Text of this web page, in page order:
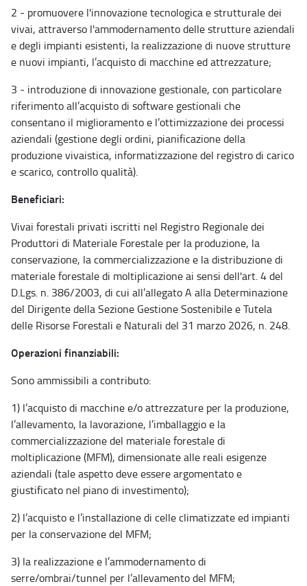
2 - promuovere l'innovazione tecnologica e strutturale dei
vivai, attraverso l'ammodernamento delle strutture aziendali
e degli impianti esistenti, la realizzazione di nuove strutture
e nuovi impianti, l’acquisto di macchine ed attrezzature;
3 - introduzione di innovazione gestionale, con particolare
riferimento all’acquisto di software gestionali che
consentano il miglioramento e l’ottimizzazione dei processi
aziendali (gestione degli ordini, pianificazione della
produzione vivaistica, informatizzazione del registro di carico
e scarico, controllo qualità).
Beneficiari:
Vivai forestali privati iscritti nel Registro Regionale dei
Produttori di Materiale Forestale per la produzione, la
conservazione, la commercializzazione e la distribuzione di
materiale forestale di moltiplicazione ai sensi dell'art. 4 del
D.Lgs. n. 386/2003, di cui all’allegato A alla Determinazione
del Dirigente della Sezione Gestione Sostenibile e Tutela
delle Risorse Forestali e Naturali del 31 marzo 2026, n. 248.
Operazioni finanziabili:
Sono ammissibili a contributo:
1) l’acquisto di macchine e/o attrezzature per la produzione,
l’allevamento, la lavorazione, l’imballaggio e la
commercializzazione del materiale forestale di
moltiplicazione (MFM), dimensionate alle reali esigenze
aziendali (tale aspetto deve essere argomentato e
giustificato nel piano di investimento);
2) l’acquisto e l’installazione di celle climatizzate ed impianti
per la conservazione del MFM;
3) la realizzazione e l’ammodernamento di
serre/ombrai/tunnel per l’allevamento del MFM;